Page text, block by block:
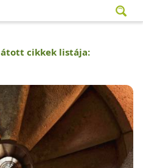
cikkek listája: